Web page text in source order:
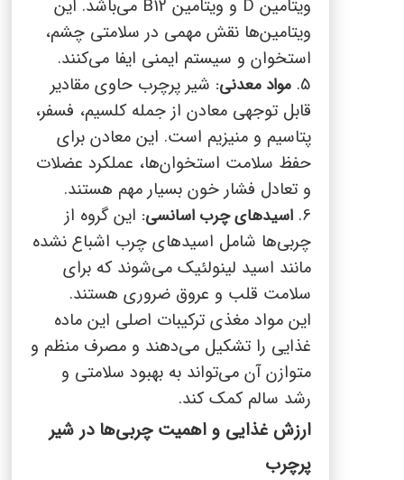
ویتامین D و ویتامین B12 می‌باشد. این
ویتامین‌ها نقش مهمی در سلامتی چشم،
استخوان‌ و سیستم ایمنی ایفا می‌کنند.
5. مواد معدنی: شیر پرچرب حاوی مقادیر
قابل توجهی معادن از جمله کلسیم، فسفر،
پتاسیم و منیزیم است. این معادن برای
حفظ سلامت استخوان‌ها، عملکرد عضلات
و تعادل فشار خون بسیار مهم هستند.
6. اسیدهای چرب اسانسی: این گروه از
چربی‌ها شامل اسیدهای چرب اشباع نشده
مانند اسید لینولئیک می‌شوند که برای
سلامت قلب و عروق ضروری هستند.
این مواد مغذی ترکیبات اصلی این ماده
غذایی را تشکیل می‌دهند و مصرف منظم و
متوازن آن می‌تواند به بهبود سلامتی و
رشد سالم کمک کند.
ارزش غذایی و اهمیت چربی‌ها در شیر
پرچرب